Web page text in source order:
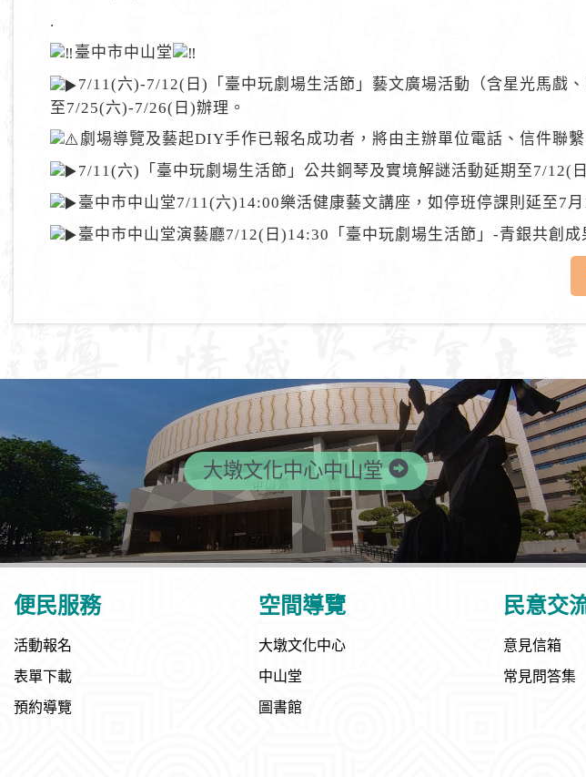
.
臺中市中山堂
7/11(六)-7/12(日)「臺中玩劇場生活節」藝文廣場活動（含星光馬戲
至7/25(六)-7/26(日)辦理。
劇場導覽及藝起DIY手作已報名成功者，將由主辦單位電話、信件聯繫
7/11(六)「臺中玩劇場生活節」公共鋼琴及實境解謎活動延期至7/12(
臺中市中山堂7/11(六)14:00樂活健康藝文講座，如停班停課則延至7
臺中市中山堂演藝廳7/12(日)14:30「臺中玩劇場生活節」-青銀共創成
大墩文化中心中山堂
便民服務
活動報名
表單下載
預約導覽
空間導覽
大墩文化中心
中山堂
圖書館
民意交
意見信箱
常見問答集